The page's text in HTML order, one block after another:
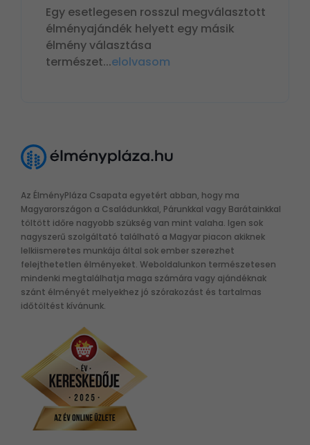
Egy esetlegesen rosszul megválasztott
élményajándék helyett egy másik
élmény választása
természet...elolvasom
Az ÉlményPláza Csapata egyetért abban, hogy ma
Magyarországon a Családunkkal, Párunkkal vagy Barátainkkal
töltött időre nagyobb szükség van mint valaha. Igen sok
nagyszerű szolgáltató található a Magyar piacon akiknek
lelkiismeretes munkája által sok ember szerezhet
felejthetetlen élményeket. Weboldalunkon természetesen
mindenki megtalálhatja maga számára vagy ajándéknak
szánt élményét melyekhez jó szórakozást és tartalmas
időtöltést kívánunk.